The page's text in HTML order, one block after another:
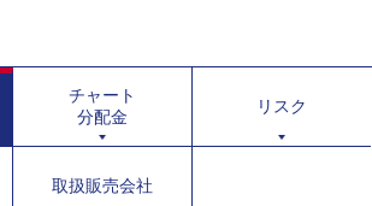
チャート
分配金
リスク
取扱販売会社